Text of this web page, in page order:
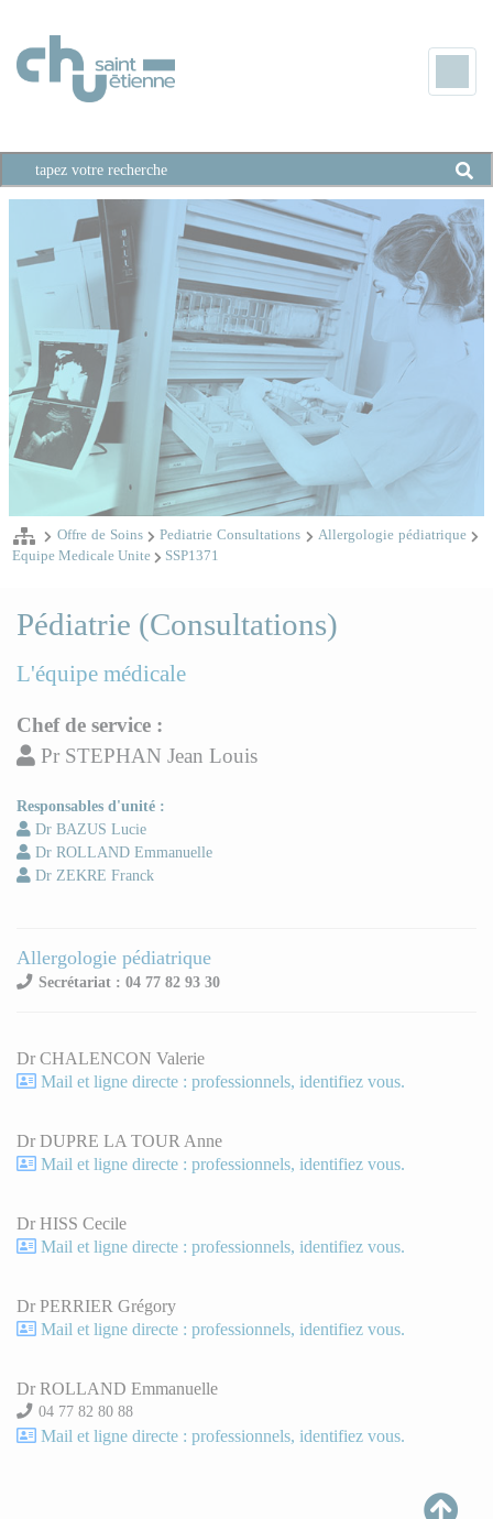
Offre de Soins Pediatrie Consultations
Allergologie pédiatrique
Equipe Medicale Unite
SSP1371
Pédiatrie (Consultations)
L'équipe médicale
Chef de service :
Pr STEPHAN Jean Louis
Responsables d'unité :
Dr BAZUS Lucie
Dr ROLLAND Emmanuelle
Dr ZEKRE Franck
Allergologie pédiatrique
Secrétariat : 04 77 82 93 30
Dr CHALENCON Valerie
Mail et ligne directe : professionnels, identifiez vous.
Dr DUPRE LA TOUR Anne
Mail et ligne directe : professionnels, identifiez vous.
Dr HISS Cecile
Mail et ligne directe : professionnels, identifiez vous.
Dr PERRIER Grégory
Mail et ligne directe : professionnels, identifiez vous.
Dr ROLLAND Emmanuelle
04 77 82 80 88
Mail et ligne directe : professionnels, identifiez vous.